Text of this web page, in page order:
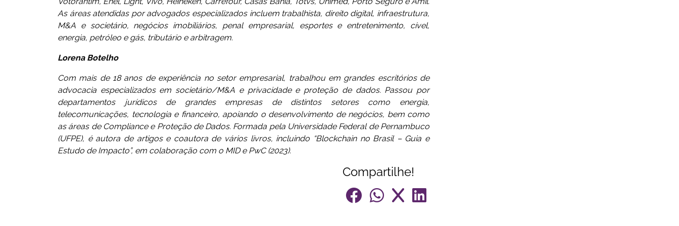
As áreas atendidas por advogados especializados incluem trabalhista, direito digital, infraestrutura,
M&A e societário, negócios imobiliários, penal empresarial, esportes e entretenimento, cível,
energia, petróleo e gás, tributário e arbitragem.
Lorena Botelho
Com mais de 18 anos de experiência no setor empresarial, trabalhou em grandes escritórios de
advocacia especializados em societário/M&A e privacidade e proteção de dados. Passou por
departamentos jurídicos de grandes empresas de distintos setores como energia,
telecomunicações, tecnologia e financeiro, apoiando o desenvolvimento de negócios, bem como
as áreas de Compliance e Proteção de Dados. Formada pela Universidade Federal de Pernambuco
(UFPE), é autora de artigos e coautora de vários livros, incluindo “Blockchain no Brasil – Guia e
Estudo de Impacto”, em colaboração com o MID e PwC (2023).
Compartilhe!